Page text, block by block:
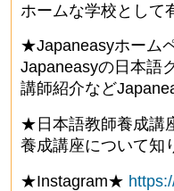
ホームな学校として
★Japaneasyホーム
Japaneasyの日本語
講師紹介など
★日本語教師養成
養成講座について知
★Instagram★